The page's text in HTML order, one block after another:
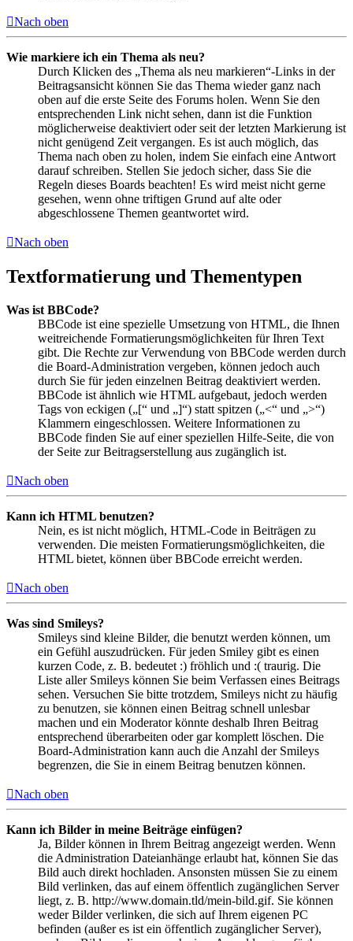
Nach oben
Wie markiere ich ein Thema als neu?
Durch Klicken des „Thema als neu markieren“-Links in der
Beitragsansicht können Sie das Thema wieder ganz nach
oben auf die erste Seite des Forums holen. Wenn Sie den
entsprechenden Link nicht sehen, dann ist die Funktion
möglicherweise deaktiviert oder seit der letzten Markierung ist
nicht genügend Zeit vergangen. Es ist auch möglich, das
Thema nach oben zu holen, indem Sie einfach eine Antwort
darauf schreiben. Stellen Sie jedoch sicher, dass Sie die
Regeln dieses Boards beachten! Es wird meist nicht gerne
gesehen, wenn ohne triftigen Grund auf alte oder
abgeschlossene Themen geantwortet wird.
Nach oben
Textformatierung und Thementypen
Was ist BBCode?
BBCode ist eine spezielle Umsetzung von HTML, die Ihnen
weitreichende Formatierungsmöglichkeiten für Ihren Text
gibt. Die Rechte zur Verwendung von BBCode werden durch
die Board-Administration vergeben, können jedoch auch
durch Sie für jeden einzelnen Beitrag deaktiviert werden.
BBCode ist ähnlich wie HTML aufgebaut, jedoch werden
Tags von eckigen („[“ und „]“) statt spitzen („<“ und „>“)
Klammern eingeschlossen. Weitere Informationen zu
BBCode finden Sie auf einer speziellen Hilfe-Seite, die von
der Seite zur Beitragserstellung aus zugänglich ist.
Nach oben
Kann ich HTML benutzen?
Nein, es ist nicht möglich, HTML-Code in Beiträgen zu
verwenden. Die meisten Formatierungsmöglichkeiten, die
HTML bietet, können über BBCode erreicht werden.
Nach oben
Was sind Smileys?
Smileys sind kleine Bilder, die benutzt werden können, um
ein Gefühl auszudrücken. Für jeden Smiley gibt es einen
kurzen Code, z. B. bedeutet :) fröhlich und :( traurig. Die
Liste aller Smileys können Sie beim Verfassen eines Beitrags
sehen. Versuchen Sie bitte trotzdem, Smileys nicht zu häufig
zu benutzen, sie können einen Beitrag schnell unlesbar
machen und ein Moderator könnte deshalb Ihren Beitrag
entsprechend überarbeiten oder gar komplett löschen. Die
Board-Administration kann auch die Anzahl der Smileys
begrenzen, die Sie in einem Beitrag benutzen können.
Nach oben
Kann ich Bilder in meine Beiträge einfügen?
Ja, Bilder können in Ihrem Beitrag angezeigt werden. Wenn
die Administration Dateianhänge erlaubt hat, können Sie das
Bild auch direkt hochladen. Ansonsten müssen Sie zu einem
Bild verlinken, das auf einem öffentlich zugänglichen Server
liegt, z. B. http://www.domain.tld/mein-bild.gif. Sie können
weder Bilder verlinken, die sich auf Ihrem eigenen PC
befinden (außer es ist ein öffentlich zugänglicher Server),